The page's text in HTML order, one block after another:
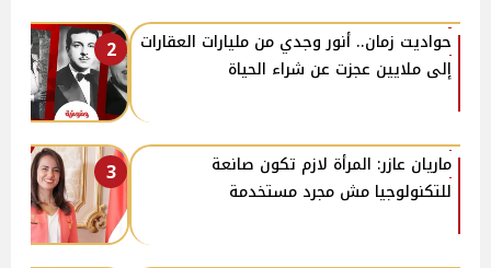
2
حواديت زمان.. أنور وجدي من مليارات العقارات
إلى ملايين عجزت عن شراء الحياة
3
ماريان عازر: المرأة لازم تكون صانعة
للتكنولوجيا مش مجرد مستخدمة